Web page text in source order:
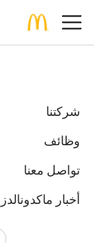
شركتنا
وظائف
تواصل معنا
أخبار ماكدونالدز